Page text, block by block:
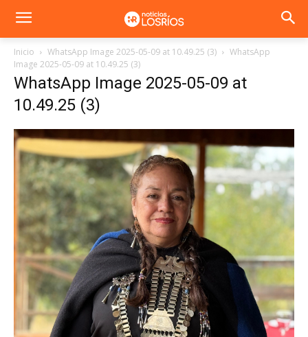
Inicio WhatsApp Image 2025-05-09 at 10.49.25 (3)
WhatsApp
Image 2025-05-09 at 10.49.25 (3)
WhatsApp Image 2025-05-09 at
10.49.25 (3)